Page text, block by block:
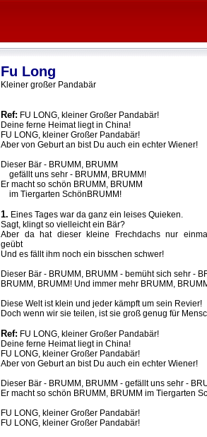
Fu Long
Kleiner großer Pandabär
Ref: FU LONG, kleiner Großer Pandabär!
Deine ferne Heimat liegt in China!
FU LONG, kleiner Großer Pandabär!
Aber von Geburt an bist Du auch ein echter Wiener!
Dieser Bär - BRUMM, BRUMM
gefällt uns sehr - BRUMM, BRUMM!
Er macht so schön BRUMM, BRUMM
im Tiergarten SchönBRUMM!
1. Eines Tages war da ganz ein leises Quieken.
Sagt, klingt so vielleicht ein Bär?
Aber da hat dieser kleine Frechdachs nur
geübt
Und es fällt ihm noch ein bisschen schwer!
Dieser Bär - BRUMM, BRUMM - bemüht sich sehr -
BRUMM, BRUMM! Und immer mehr BRUMM,
Diese Welt ist klein und jeder kämpft um sein Revier!
Doch wenn wir sie teilen, ist sie groß genug für
Ref: FU LONG, kleiner Großer Pandabär!
Deine ferne Heimat liegt in China!
FU LONG, kleiner Großer Pandabär!
Aber von Geburt an bist Du auch ein echter Wiener!
Dieser Bär - BRUMM, BRUMM - gefällt uns sehr -
Er macht so schön BRUMM, BRUMM im Tiergarten
FU LONG, kleiner Großer Pandabär!
FU LONG, kleiner Großer Pandabär!